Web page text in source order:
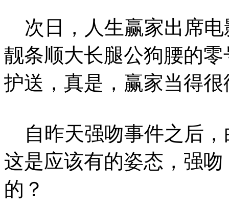
次日，人生赢家出席电
靓条顺大长腿公狗腰的
护送，真是，赢家当得很
自昨天强吻事件之后，
这是应该有的姿态，强
的？